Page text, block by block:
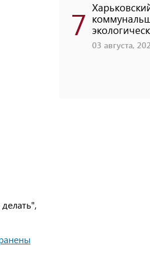
7
03 августа,